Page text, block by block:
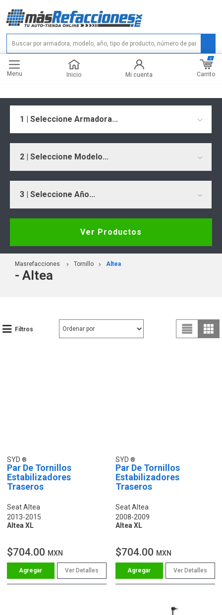
Menu Inicio Mi cuenta Carrito
0
1 | Seleccione Armadora...
2 | Seleccione Modelo...
3 | Seleccione Año...
Ver Productos
Masrefacciones Tornillo Altea
- Altea
Filtros
SYD
Par De Tornillos
Estabilizadores
Traseros
Seat Altea
2013-2015
Altea XL
$704.00 MXN
Ver Detalles
SYD
Par De Tornillos
Estabilizadores
Traseros
Seat Altea
2008-2009
Altea XL
$704.00 MXN
Ver Detalles